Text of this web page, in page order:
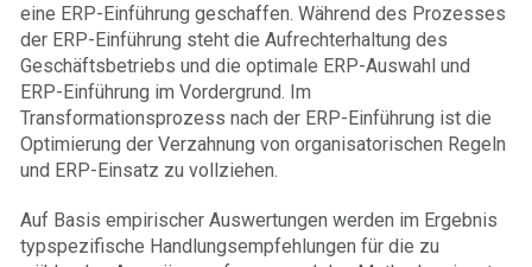
eine ERP-Einführung geschaffen. Während des Prozesses
der ERP-Einführung steht die Aufrechterhaltung des
Geschäftsbetriebs und die optimale ERP-Auswahl und
ERP-Einführung im Vordergrund. Im
Transformationsprozess nach der ERP-Einführung ist die
Optimierung der Verzahnung von organisatorischen Regeln
und ERP-Einsatz zu vollziehen.
Auf Basis empirischer Auswertungen werden im Ergebnis
typspezifische Handlungsempfehlungen für die zu